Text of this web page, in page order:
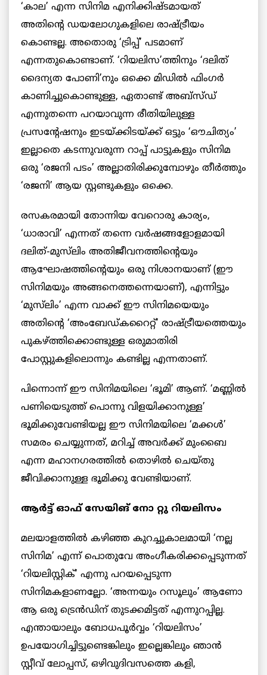
‘കാല’ എന്ന സിനിമ എനിക്കിഷ്ടമായത്
അതിന്റെ ഡയലോഗുകളിലെ രാഷ്ട്രീയം
കൊണ്ടല്ല. അതൊരു ‘ട്രിപ്പ്’ പടമാണ്
എന്നതുകൊണ്ടാണ്. ‘റിയലിസ’ത്തിനും ‘ദലിത്
ദൈന്യത പോണി’നും ഒക്കെ മിഡിൽ ഫിംഗർ
കാണിച്ചുകൊണ്ടുള്ള, ഏതാണ്ട് അബ്സ്ഡ്
എന്നുതന്നെ പറയാവുന്ന രീതിയിലുള്ള
പ്രസന്റേഷനും ഇടയ്ക്കിടയ്ക്ക് ഒട്ടും ‘ഔചിത്യം’
ഇല്ലാതെ കടന്നുവരുന്ന റാപ്പ് പാട്ടുകളും സിനിമ
ഒരു ‘രജനി പടം’ അല്ലാതിരിക്കുമ്പോഴും തീർത്തും
‘രജനി’ ആയ സ്റ്റണ്ടുകളും ഒക്കെ.
രസകരമായി തോന്നിയ വേറൊരു കാര്യം,
‘ധാരാവി’ എന്നത് തന്നെ വർഷങ്ങളോളമായി
ദലിത്-മുസ്‌ലിം അതിജീവനത്തിന്റെയും
ആഘോഷത്തിന്റെയും ഒരു നിശാനയാണ് (ഈ
സിനിമയും അങ്ങനെത്തന്നെയാണ്), എന്നിട്ടും
‘മുസ്‌ലിം’ എന്ന വാക്ക് ഈ സിനിമയെയും
അതിന്റെ ‘അംബേഡ്കറൈറ്റ്’ രാഷ്ട്രീയത്തെയും
പുകഴ്ത്തിക്കൊണ്ടുള്ള ഒരുമാതിരി
പോസ്റ്റുകളിലൊന്നും കണ്ടില്ല എന്നതാണ്.
പിന്നൊന്ന് ഈ സിനിമയിലെ ‘ഭൂമി’ ആണ്. ‘മണ്ണിൽ
പണിയെടുത്ത് പൊന്നു വിളയിക്കാനുള്ള’
ഭൂമിക്കുവേണ്ടിയല്ല ഈ സിനിമയിലെ ‘മക്കൾ’
സമരം ചെയ്യുന്നത്, മറിച്ച് അവർക്ക് മുംബൈ
എന്ന മഹാനഗരത്തിൽ തൊഴിൽ ചെയ്തു
ജീവിക്കാനുള്ള ഭൂമിക്കു വേണ്ടിയാണ്.
ആർട്ട് ഓഫ് സേയിങ് നോ റ്റു റിയലിസം
മലയാളത്തിൽ കഴിഞ്ഞ കുറച്ചുകാലമായി ‘നല്ല
സിനിമ’ എന്ന് പൊതുവേ അംഗീകരിക്കപ്പെടുന്നത്
‘റിയലിസ്റ്റിക്’ എന്നു പറയപ്പെടുന്ന
സിനിമകളാണല്ലോ. ‘അന്നയും റസൂലും’ ആണോ
ആ ഒരു ട്രെൻഡിന് തുടക്കമിട്ടത് എന്നുറപ്പില്ല.
എന്തായാലും ബോധപൂർവ്വം ‘റിയലിസം’
ഉപയോഗിച്ചിട്ടുണ്ടെങ്കിലും ഇല്ലെങ്കിലും ഞാൻ
സ്റ്റീവ് ലോപ്പസ്, ഒഴിവുദിവസത്തെ കളി,